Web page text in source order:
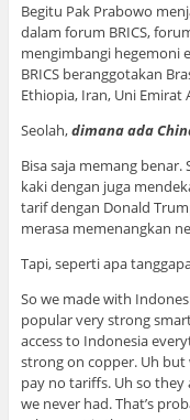
Begitu Pak Prabowo
dalam forum BRICS,
mengimbangi hegemoni
BRICS beranggotakan
Ethiopia, Iran, Uni Emirat
Seolah,dimana ada
Bisa saja memang
kaki dengan juga
tarif dengan Donald
merasa memenangkan
Tapi, seperti apa
So we made with
popular very strong
access to Indonesia
strong on copper. Uh but
pay no tariffs. Uh so they
we never had. That’s